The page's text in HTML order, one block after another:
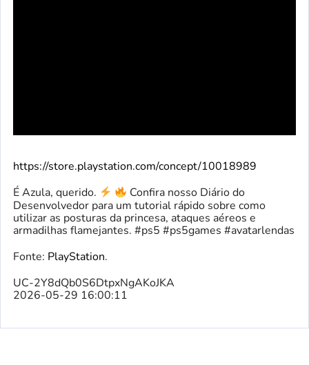
https://store.playstation.com/concept/10018989
É Azula, querido.
Confira nosso Diário do
Desenvolvedor para um tutorial rápido sobre como
utilizar as posturas da princesa, ataques aéreos e
armadilhas flamejantes. #ps5 #ps5games #avatarlendas
Fonte: PlayStation.
UC-2Y8dQb0S6DtpxNgAKoJKA
2026-05-29 16:00:11